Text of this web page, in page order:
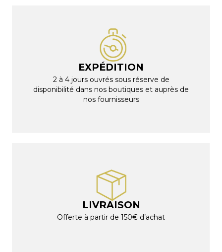
EXPÉDITION
2 à 4 jours ouvrés sous réserve de
disponibilité dans nos boutiques et auprès de
nos fournisseurs
LIVRAISON
Offerte à partir de 150€ d’achat